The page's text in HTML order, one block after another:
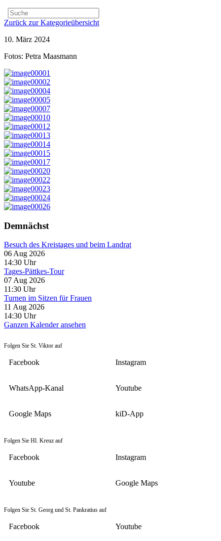
Zurück zur Kategorieübersicht
10. März 2024
Fotos: Petra Maasmann
Demnächst
Besuch des Kreistages und beim Landrat
06 Aug 2026
14:30 Uhr
Tages-Pättkes-Tour
07 Aug 2026
11:30 Uhr
Turnen im Sitzen für Frauen
11 Aug 2026
14:30 Uhr
Ganzen Kalender ansehen
Folgen Sie St. Viktor auf
Facebook Instagram
WhatsApp-Kanal Youtube
Google Maps kiD-App
Folgen Sie Hl. Kreuz auf
Facebook Instagram
Youtube Google Maps
Folgen Sie St. Georg und St. Pankratius auf
Facebook Youtube